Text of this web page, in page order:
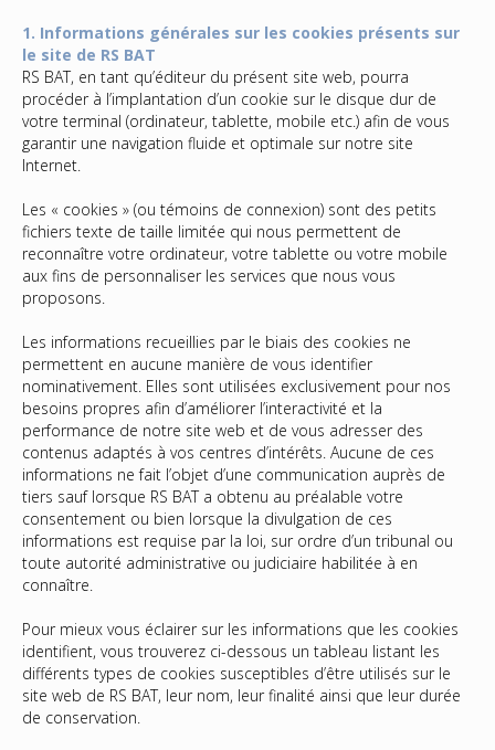
1. Informations générales sur les cookies présents sur
le site de RS BAT
RS BAT, en tant qu’éditeur du présent site web, pourra
procéder à l’implantation d’un cookie sur le disque dur de
votre terminal (ordinateur, tablette, mobile etc.) afin de vous
garantir une navigation fluide et optimale sur notre site
Internet.
Les « cookies » (ou témoins de connexion) sont des petits
fichiers texte de taille limitée qui nous permettent de
reconnaître votre ordinateur, votre tablette ou votre mobile
aux fins de personnaliser les services que nous vous
proposons.
Les informations recueillies par le biais des cookies ne
permettent en aucune manière de vous identifier
nominativement. Elles sont utilisées exclusivement pour nos
besoins propres afin d’améliorer l’interactivité et la
performance de notre site web et de vous adresser des
contenus adaptés à vos centres d’intérêts. Aucune de ces
informations ne fait l’objet d’une communication auprès de
tiers sauf lorsque RS BAT a obtenu au préalable votre
consentement ou bien lorsque la divulgation de ces
informations est requise par la loi, sur ordre d’un tribunal ou
toute autorité administrative ou judiciaire habilitée à en
connaître.
Pour mieux vous éclairer sur les informations que les cookies
identifient, vous trouverez ci-dessous un tableau listant les
différents types de cookies susceptibles d’être utilisés sur le
site web de RS BAT, leur nom, leur finalité ainsi que leur durée
de conservation.